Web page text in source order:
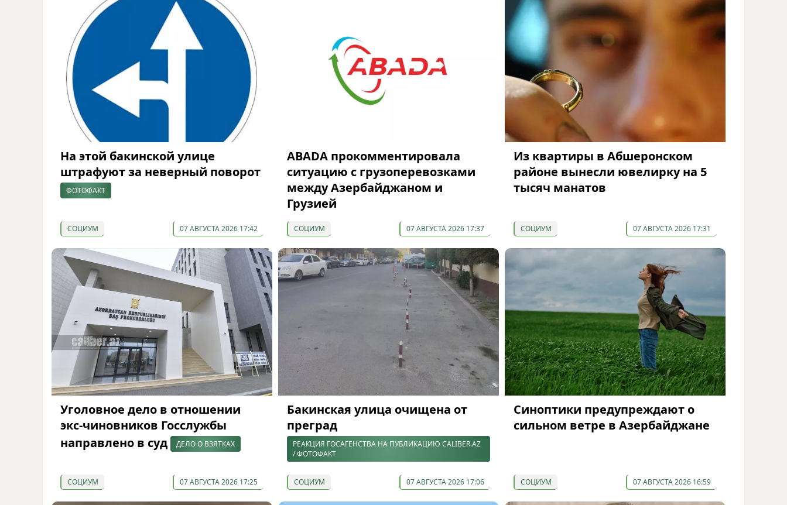
На этой бакинской улице
штрафуют за неверный поворот
ФОТОФАКТ
СОЦИУМ 07 АВГУСТА 2026 17:42
ABADA прокомментировала
ситуацию с грузоперевозками
между Азербайджаном и
Грузией
СОЦИУМ 07 АВГУСТА 2026 17:37
Из квартиры в Абшеронском
районе вынесли ювелирку на 5
тысяч манатов
СОЦИУМ 07 АВГУСТА 2026 17:31
Уголовное дело в отношении
экс-чиновников Госслужбы
направлено в суд
ДЕЛО О ВЗЯТКАХ
СОЦИУМ 07 АВГУСТА 2026 17:25
Бакинская улица очищена от
преград
РЕАКЦИЯ ГОСАГЕНСТВА НА ПУБЛИКАЦИЮ CALIBER.AZ
/ ФОТОФАКТ
СОЦИУМ 07 АВГУСТА 2026 17:06
Синоптики предупреждают о
сильном ветре в Азербайджане
СОЦИУМ 07 АВГУСТА 2026 16:59